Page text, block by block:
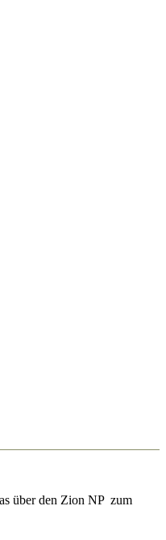
über den Zion NP zum